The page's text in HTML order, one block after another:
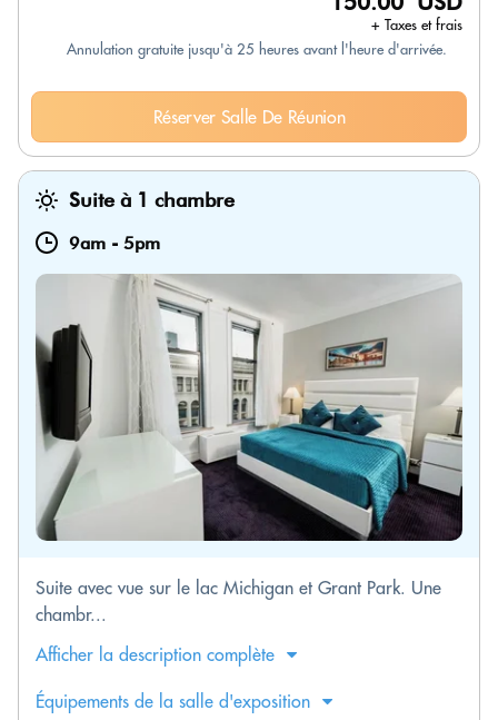
+ Taxes et frais
Annulation gratuite jusqu'à 25 heures avant l'heure d'arrivée.
Réserver Salle De Réunion
Suite à 1 chambre
9am - 5pm
Suite avec vue sur le lac Michigan et Grant Park. Une
chambr...
Afficher la description complète
Équipements de la salle d'exposition